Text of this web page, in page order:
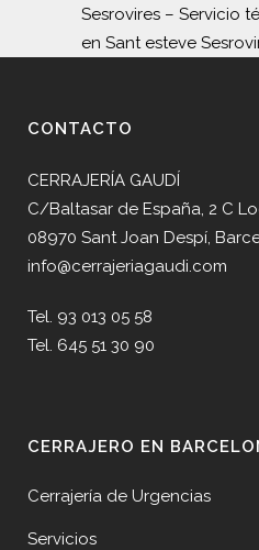
Sesrovires – Servicio
en Sant esteve
CONTACTO
CERRAJERÍA GAUDÍ
C/Baltasar de España, 2 C
08970 Sant Joan Despí,
info@cerrajeriagaudi.com
Tel. 93 013 05 58
Tel. 645 51 30 90
CERRAJERO EN
Cerrajería de Urgencias
Servicios